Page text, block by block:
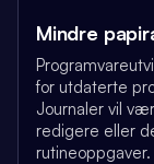
Mindre
for utdaterte
Journaler vil
redigere eller
rutineoppgaver.